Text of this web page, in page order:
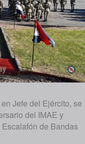
Jefe del Ejército, se
del IMAE y
de Bandas